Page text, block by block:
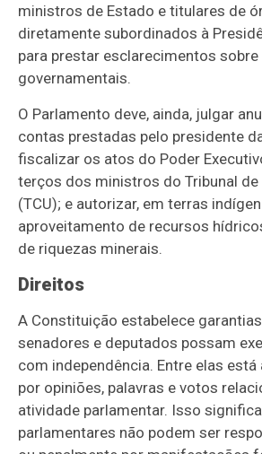
ministros de Estado e titulares de
diretamente subordinados à
para prestar esclarecimentos
governamentais.
O Parlamento deve, ainda, julgar
contas prestadas pelo presidente
fiscalizar os atos do Poder
terços dos ministros do Tribunal de
(TCU); e autorizar, em terras
aproveitamento de recursos
de riquezas minerais.
Direitos
A Constituição estabelece
senadores e deputados possam
com independência. Entre elas
por opiniões, palavras e votos
atividade parlamentar. Isso
parlamentares não podem ser